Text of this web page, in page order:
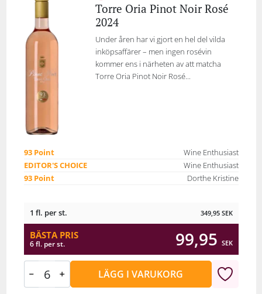
Torre Oria Pinot Noir Rosé
2024
Under åren har vi gjort en hel del vilda
inköpsaffärer – men ingen rosévin
kommer ens i närheten av att matcha
Torre Oria Pinot Noir Rosé...
93 Point
Wine Enthusiast
EDITOR'S CHOICE
Wine Enthusiast
93 Point
Dorthe Kristine
1 fl. per st. 349,95 SEK
BÄSTA PRIS
6 fl. per st. 99,95 SEK
LÄGG I VARUKORG